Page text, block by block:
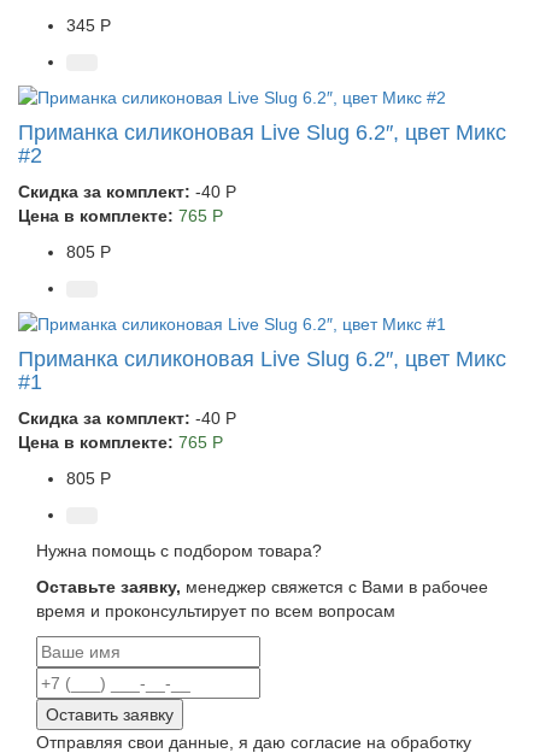
345 Р
Приманка силиконовая Live Slug 6.2″, цвет Микс
#2
Скидка за комплект: -40 Р
Цена в комплекте: 765 Р
805 Р
Приманка силиконовая Live Slug 6.2″, цвет Микс
#1
Скидка за комплект: -40 Р
Цена в комплекте: 765 Р
805 Р
Нужна помощь с подбором товара?
Оставьте заявку, менеджер свяжется с Вами в рабочее
время и проконсультирует по всем вопросам
Оставить заявку
Отправляя свои данные, я даю согласие на обработку